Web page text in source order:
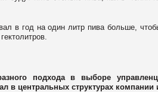
в год на один литр пива больше,
подхода в выборе
в центральных структурах